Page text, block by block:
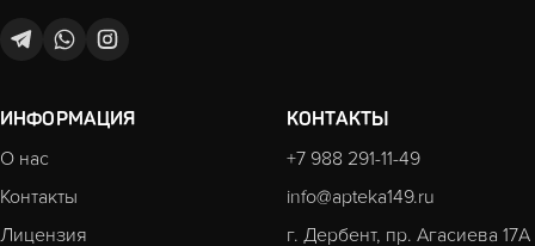
ИНФОРМАЦИЯ
О нас
Контакты
Лицензия
КОНТАКТЫ
+7 988 291-11-49
info@apteka149.ru
г. Дербент, пр. Агасиева 17А